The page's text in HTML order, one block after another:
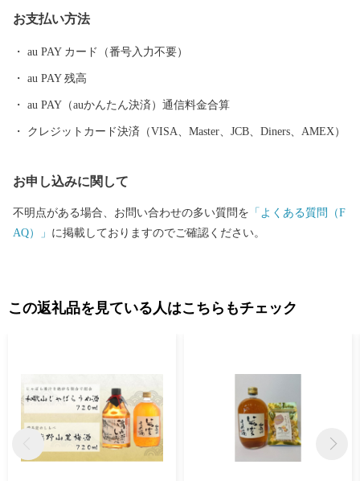
ぐろとは、捕獲後、冷凍でなく冷蔵（生）で運ばれたまぐろのこ
とです。 もちもちとした生まぐろが、今日もお店に並びます。
県内一で、温泉宿も日帰り温泉もたくさん。 おだやかな太平洋を
眺めながら、ゆったり、ほっこりしてみませんか？
お支払い方法
au PAY カード（番号入力不要）
au PAY 残高
au PAY（auかんたん決済）通信料金合算
クレジットカード決済（VISA、Master、JCB、Diners、AMEX）
お申し込みに関して
不明点がある場合、お問い合わせの多い質問を 「よくある質問（F
AQ）」 に掲載しておりますのでご確認ください。
この返礼品を見ている人はこちらもチェック